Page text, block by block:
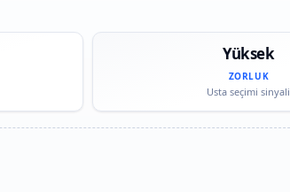
Yüksek
ZORLUK
Usta seçimi sinyali